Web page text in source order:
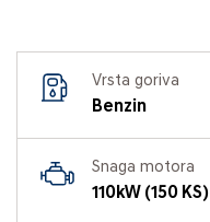
Vrsta goriva
Benzin
Snaga motora
110kW (150 KS)